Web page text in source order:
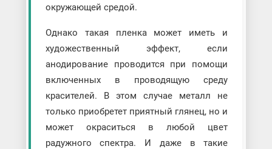
окружающей средой.
Однако такая пленка может иметь и
художественный эффект, если
анодирование проводится при помощи
включенных в проводящую среду
красителей. В этом случае металл не
только приобретет приятный глянец, но и
может окраситься в любой цвет
радужного спектра. И даже в такие